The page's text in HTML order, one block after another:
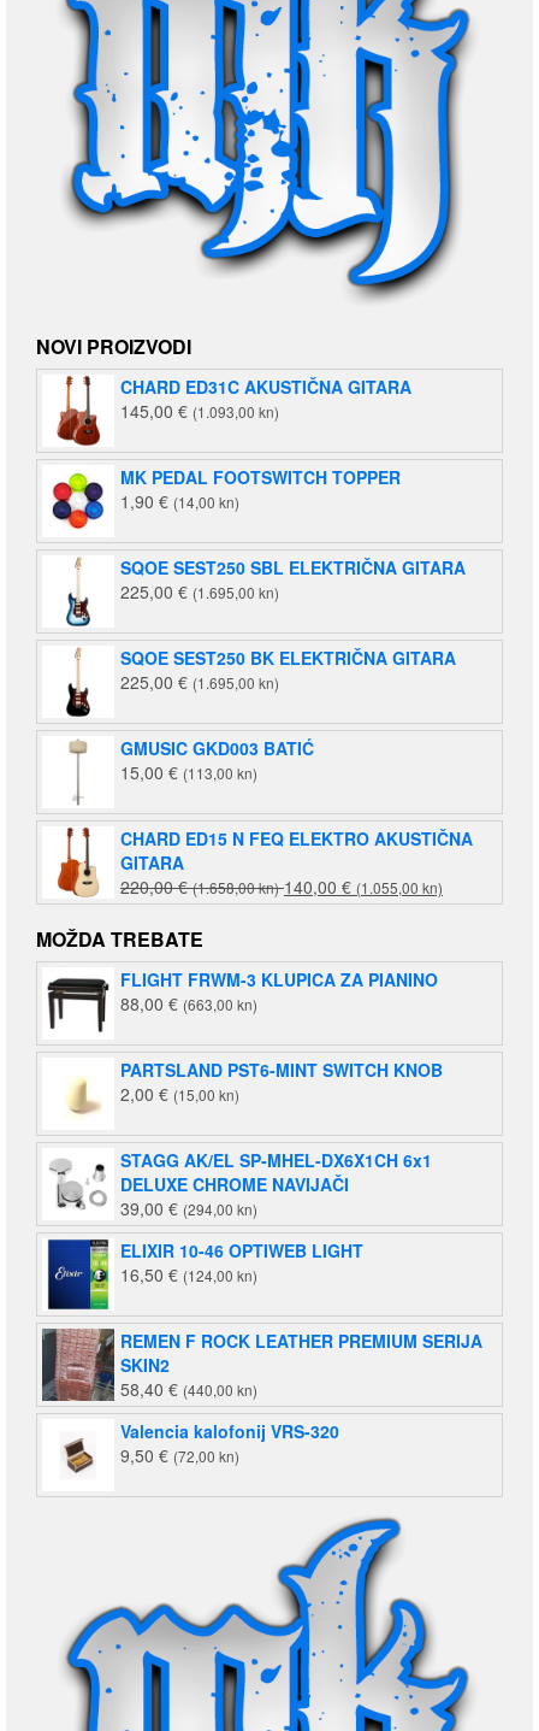
NOVI PROIZVODI
CHARD ED31C AKUSTIČNA GITARA
145,00 € (1.093,00 kn)
MK PEDAL FOOTSWITCH TOPPER
1,90 € (14,00 kn)
SQOE SEST250 SBL ELEKTRIČNA GITARA
225,00 € (1.695,00 kn)
SQOE SEST250 BK ELEKTRIČNA GITARA
225,00 € (1.695,00 kn)
GMUSIC GKD003 BATIĆ
15,00 € (113,00 kn)
CHARD ED15 N FEQ ELEKTRO AKUSTIČNA
GITARA
220,00€ (1.658,00 kn)Izvorna
cijena
je:
220,00 €
140,00 € (1.055,00 kn)
cijena
140,00 €
MOŽDA TREBATE
FLIGHT FRWM-3 KLUPICA ZA PIANINO
88,00 € (663,00 kn)
PARTSLAND PST6-MINT SWITCH KNOB
2,00 € (15,00 kn)
STAGG AK/EL SP-MHEL-DX6X1CH 6x1
DELUXE CHROME NAVIJAČI
39,00 € (294,00 kn)
ELIXIR 10-46 OPTIWEB LIGHT
16,50 € (124,00 kn)
REMEN F ROCK LEATHER PREMIUM SERIJA
SKIN2
58,40 € (440,00 kn)
Valencia kalofonij VRS-320
9,50 € (72,00 kn)